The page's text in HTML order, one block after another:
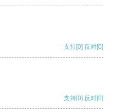
支持[0] 反对[0]
支持[0] 反对[0]